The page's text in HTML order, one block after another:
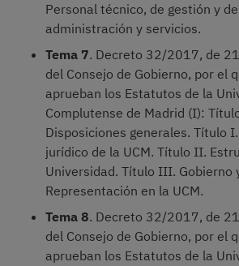
Personal técnico, de gestión y de
administración y servicios.
Tema 7. Decreto 32/2017, de
del Consejo de Gobierno, por el
aprueban los Estatutos de la
Complutense de Madrid (I):
Disposiciones generales. Título
jurídico de la UCM. Título II.
Universidad. Título III. Gobierno
Representación en la UCM.
Tema 8. Decreto 32/2017, de
del Consejo de Gobierno, por el
aprueban los Estatutos de la